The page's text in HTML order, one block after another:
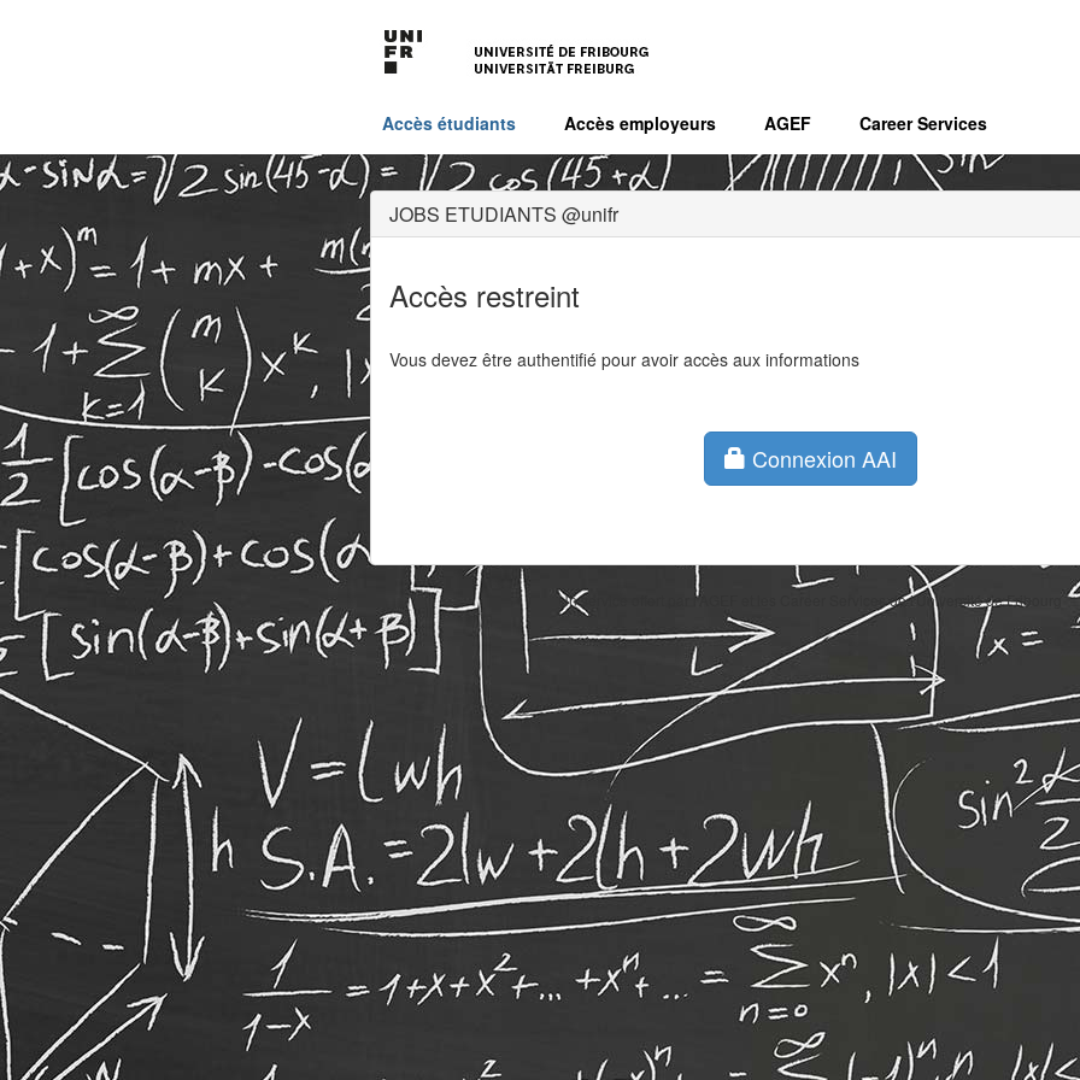
Accès étudiants Accès employeurs AGEF Career Services
JOBS ETUDIANTS @unifr
Accès restreint
Vous devez être authentifié pour avoir accès aux informations
Connexion AAI
Un service offert par l'AGEF et les Career Services de l'Université de Fribourg